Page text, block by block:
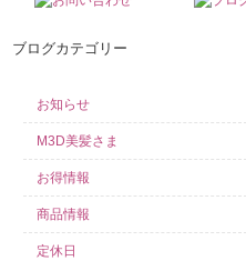
ブログカテゴリー
お知らせ
M3D美髪さま
お得情報
商品情報
定休日